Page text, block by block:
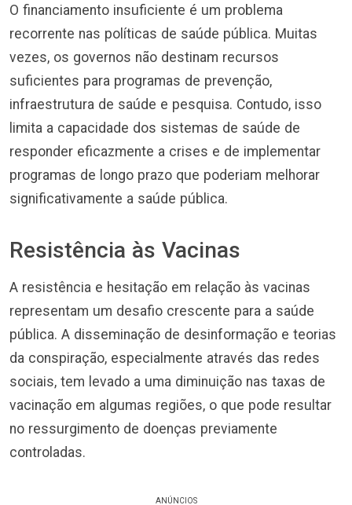
O financiamento insuficiente é um problema
recorrente nas políticas de saúde pública. Muitas
vezes, os governos não destinam recursos
suficientes para programas de prevenção,
infraestrutura de saúde e pesquisa. Contudo, isso
limita a capacidade dos sistemas de saúde de
responder eficazmente a crises e de implementar
programas de longo prazo que poderiam melhorar
significativamente a saúde pública.
Resistência às Vacinas
A resistência e hesitação em relação às vacinas
representam um desafio crescente para a saúde
pública. A disseminação de desinformação e teorias
da conspiração, especialmente através das redes
sociais, tem levado a uma diminuição nas taxas de
vacinação em algumas regiões, o que pode resultar
no ressurgimento de doenças previamente
controladas.
ANÚNCIOS